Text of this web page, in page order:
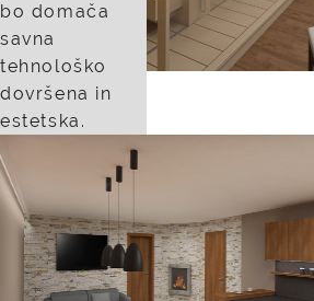
bo domača
savna
tehnološko
dovršena in
estetska.